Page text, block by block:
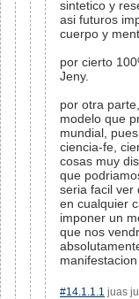
sintetico y
asi futuros
cuerpo y
por cierto
Jeny.
por otra
modelo que
mundial,
ciencia-fe,
cosas muy
que
seria facil ver
en cualquier
imponer un
que nos
#14.1.1.1 juas